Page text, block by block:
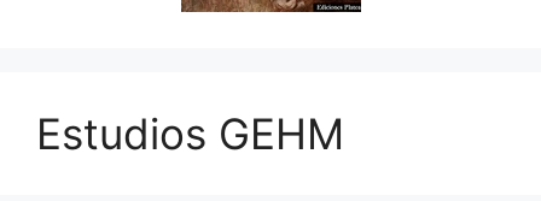
Estudios GEHM